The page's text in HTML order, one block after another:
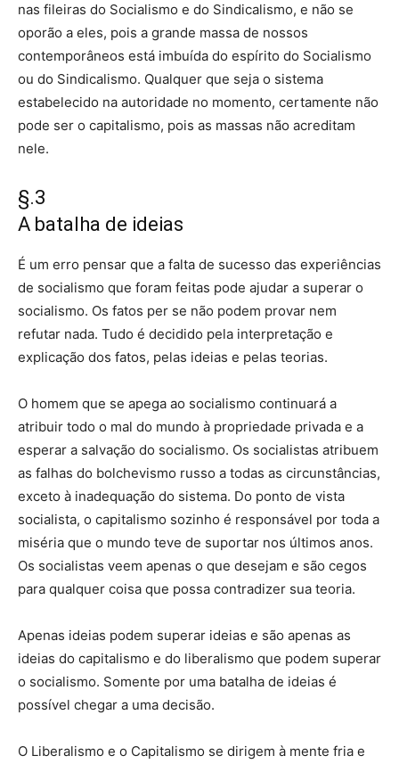
nas fileiras do Socialismo e do Sindicalismo, e não se
oporão a eles, pois a grande massa de nossos
contemporâneos está imbuída do espírito do Socialismo
ou do Sindicalismo. Qualquer que seja o sistema
estabelecido na autoridade no momento, certamente não
pode ser o capitalismo, pois as massas não acreditam
nele.
§.3
A batalha de ideias
É um erro pensar que a falta de sucesso das experiências
de socialismo que foram feitas pode ajudar a superar o
socialismo. Os fatos per se não podem provar nem
refutar nada. Tudo é decidido pela interpretação e
explicação dos fatos, pelas ideias e pelas teorias.
O homem que se apega ao socialismo continuará a
atribuir todo o mal do mundo à propriedade privada e a
esperar a salvação do socialismo. Os socialistas atribuem
as falhas do bolchevismo russo a todas as circunstâncias,
exceto à inadequação do sistema. Do ponto de vista
socialista, o capitalismo sozinho é responsável por toda a
miséria que o mundo teve de suportar nos últimos anos.
Os socialistas veem apenas o que desejam e são cegos
para qualquer coisa que possa contradizer sua teoria.
Apenas ideias podem superar ideias e são apenas as
ideias do capitalismo e do liberalismo que podem superar
o socialismo. Somente por uma batalha de ideias é
possível chegar a uma decisão.
O Liberalismo e o Capitalismo se dirigem à mente fria e